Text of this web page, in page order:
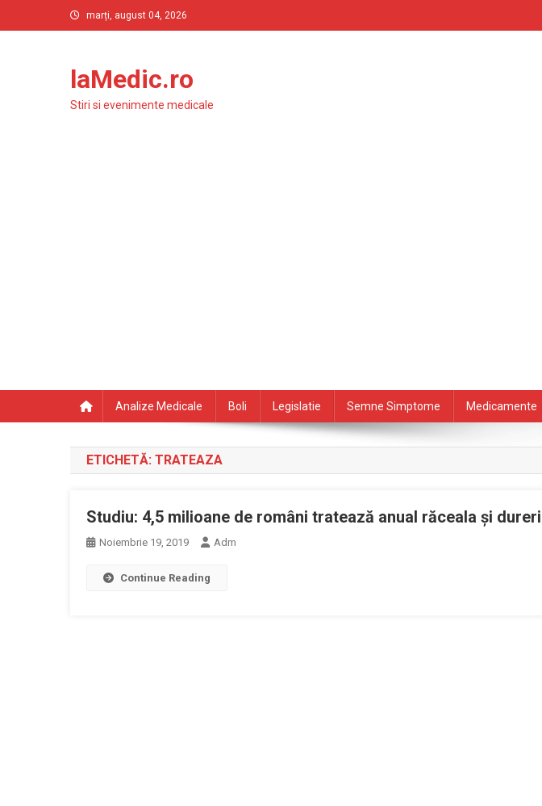
to
marți, august 04, 2026
laMedic.ro
Stiri si evenimente medicale
Analize Medicale Boli Legislatie Semne Simptome Medicamente
ETICHETĂ: TRATEAZA
Studiu: 4,5 milioane de români tratează anual răceala şi
Noiembrie 19, 2019 Adm
Continue Reading